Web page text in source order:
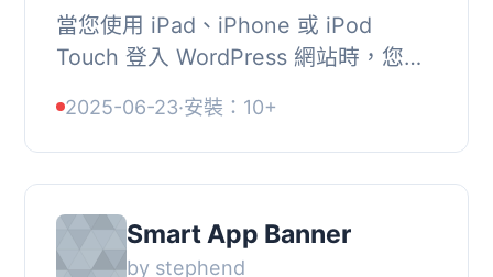
當您使用 iPad、iPhone 或 iPod
Touch 登入 WordPress 網站時，您輸
這在您使用 iPad 執行簡報或螢幕錄影
時，或者當您在公...
2025-06-23·安裝：10+
Smart App Banner
by stephend